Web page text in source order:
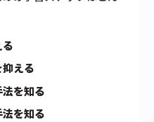
える
を知る
を知る